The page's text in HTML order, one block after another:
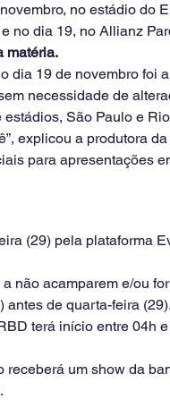
no estádio do
no dia 19, no Allianz
matéria.
dia 19 de novembro foi
necessidade de
São Paulo e
explicou a produtora
para apresentações
(29) pela plataforma
não acamparem e/ou
de quarta-feira
terá início entre 04h
um show da